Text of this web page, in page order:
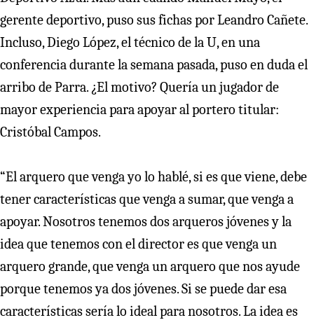
gerente deportivo, puso sus fichas por Leandro Cañete.
Incluso, Diego López, el técnico de la U, en una
conferencia durante la semana pasada, puso en duda el
arribo de Parra. ¿El motivo? Quería un jugador de
mayor experiencia para apoyar al portero titular:
Cristóbal Campos.
“El arquero que venga yo lo hablé, si es que viene, debe
tener características que venga a sumar, que venga a
apoyar. Nosotros tenemos dos arqueros jóvenes y la
idea que tenemos con el director es que venga un
arquero grande, que venga un arquero que nos ayude
porque tenemos ya dos jóvenes. Si se puede dar esa
características sería lo ideal para nosotros. La idea es